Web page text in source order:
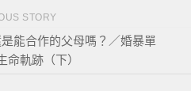
STORY
能合作的父母嗎？／婚暴單
命軌跡（下）